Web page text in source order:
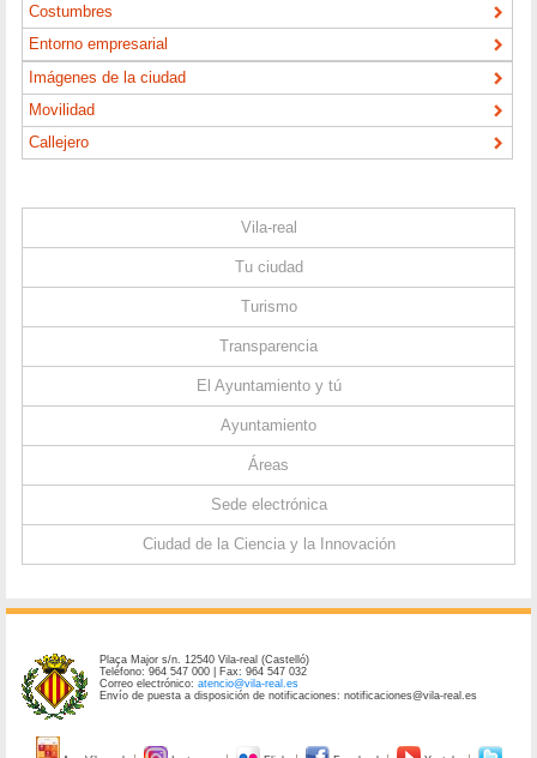
Costumbres
Entorno empresarial
Imágenes de la ciudad
Movilidad
Callejero
Vila-real
Tu ciudad
Turismo
Transparencia
El Ayuntamiento y tú
Ayuntamiento
Áreas
Sede electrónica
Ciudad de la Ciencia y la Innovación
Plaça Major s/n. 12540 Vila-real (Castelló)
Teléfono: 964 547 000 | Fax: 964 547 032
Correo electrónico:atencio@vila-real.es
Envío de puesta a disposición de notificaciones: notificaciones@vila-real.es